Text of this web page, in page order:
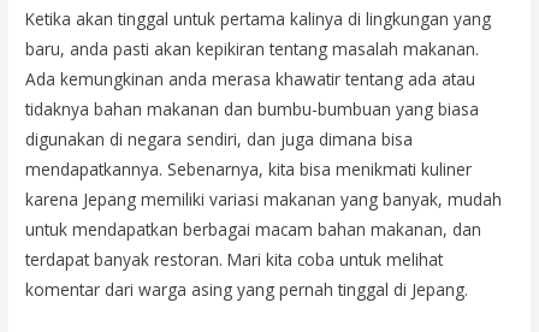
Ketika akan tinggal untuk pertama kalinya di lingkungan yang
baru, anda pasti akan kepikiran tentang masalah makanan.
Ada kemungkinan anda merasa khawatir tentang ada atau
tidaknya bahan makanan dan bumbu-bumbuan yang biasa
digunakan di negara sendiri, dan juga dimana bisa
mendapatkannya. Sebenarnya, kita bisa menikmati kuliner
karena Jepang memiliki variasi makanan yang banyak, mudah
untuk mendapatkan berbagai macam bahan makanan, dan
terdapat banyak restoran. Mari kita coba untuk melihat
komentar dari warga asing yang pernah tinggal di Jepang.